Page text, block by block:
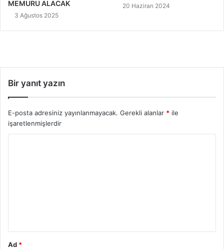
MEMURU ALACAK
3 Ağustos 2025
20 Haziran 2024
Bir yanıt yazın
E-posta adresiniz yayınlanmayacak. Gerekli alanlar * ile
işaretlenmişlerdir
Ad *